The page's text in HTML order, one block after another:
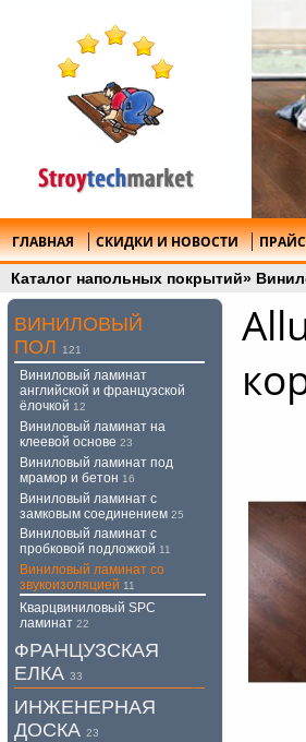
ГЛАВНАЯ СКИДКИ И НОВОСТИ
Каталог напольных покрытий»
ВИНИЛОВЫЙ
ПОЛ
121
Виниловый ламинат
английской и французской
ёлочкой 12
Виниловый ламинат на
клеевой основе 23
Виниловый ламинат под
мрамор и бетон 16
Виниловый ламинат с
замковым соединением 25
Виниловый ламинат с
пробковой подложкой 11
Виниловый ламинат со
звукоизоляцией 11
Кварцвиниловый SPC
ламинат 22
ФРАНЦУЗСКАЯ
ЕЛКА 33
ИНЖЕНЕРНАЯ
ДОСКА 23